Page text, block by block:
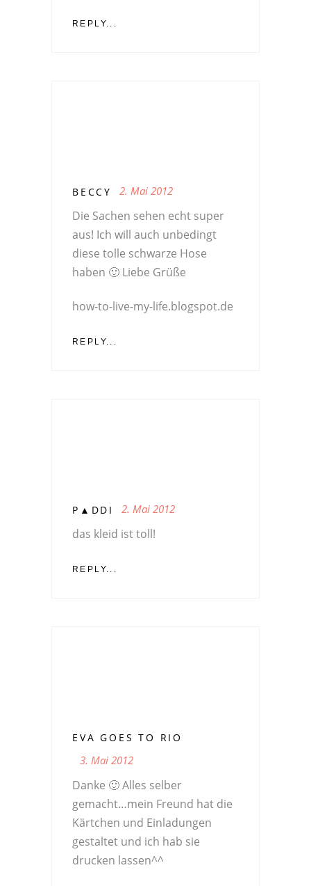
REPLY...
BECCY 2. Mai 2012
Die Sachen sehen echt super
aus! Ich will auch unbedingt
diese tolle schwarze Hose
haben 🙂 Liebe Grüße
how-to-live-my-life.blogspot.de
REPLY...
P▲DDI 2. Mai 2012
das kleid ist toll!
REPLY...
EVA GOES TO RIO
3. Mai 2012
Danke 🙂 Alles selber
gemacht…mein Freund hat die
Kärtchen und Einladungen
gestaltet und ich hab sie
drucken lassen^^